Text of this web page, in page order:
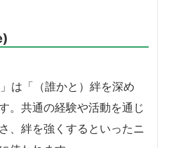
は「（誰かと）絆を深め
。共通の経験や活動を通じ
、絆を強くするといったニ